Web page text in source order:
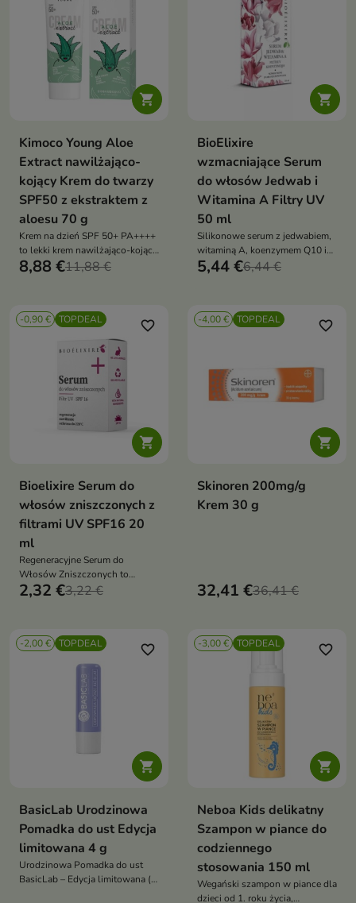
pielęgnacji
świeży i promienny wygląd

Kimoco Young Aloe
Extract nawilżająco-
kojący Krem do twarzy
SPF50 z ekstraktem z
aloesu 70 g
Krem na dzień SPF 50+ PA++++
to lekki krem nawilżająco-kojący,
który chroni skórę przed
azjatycką pomaga utrzymać
komfort skóry bez efektu
obciążenia
8,88 €11,88 €

BioElixire
wzmacniające Serum
do włosów Jedwab i
Witamina A Filtry UV
50 ml
Silikonowe serum z jedwabiem,
witaminą A, koenzymem Q10 i
filtrem UV (20 ml) to
przed czynnikami zewnętrznymi
5,44 €6,44 €
-0,90 € TOPDEAL

favorite_border
Bioelixire Serum do
włosów zniszczonych z
filtrami UV SPF16 20
ml
Regeneracyjne Serum do
Włosów Zniszczonych to
skoncentrowana kuracja
regeneruje, wygładza i chroni
220°C oraz promieniowaniem
2,32 €3,22 €
-4,00 € TOPDEAL

favorite_border
Skinoren 200mg/g
Krem 30 g
32,41 €36,41 €
-2,00 € TOPDEAL

favorite_border
BasicLab Urodzinowa
Pomadka do ust Edycja
limitowana 4 g
Urodzinowa Pomadka do ust
BasicLab – Edycja limitowana (4
-3,00 € TOPDEAL

favorite_border
Neboa Kids delikatny
Szampon w piance do
codziennego
stosowania 150 ml
Wegański szampon w piance dla
dzieci od 1. roku życia,